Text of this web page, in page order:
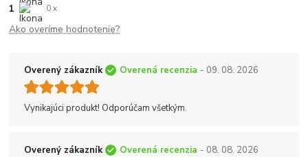
1 0 x
Ako overíme hodnotenie?
Overený zákazník Overená recenzia - 09. 08. 2026
Vynikajúci produkt! Odporúčam všetkým.
Overený zákazník Overená recenzia - 08. 08. 2026